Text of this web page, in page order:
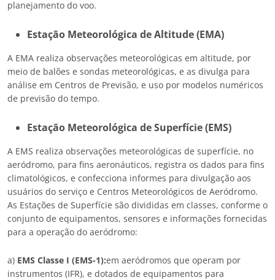
planejamento do voo.
Estação Meteorológica de Altitude (EMA)
A EMA realiza observações meteorológicas em altitude, por
meio de balões e sondas meteorológicas, e as divulga para
análise em Centros de Previsão, e uso por modelos numéricos
de previsão do tempo.
Estação Meteorológica de Superfície (EMS)
A EMS realiza observações meteorológicas de superfície, no
aeródromo, para fins aeronáuticos, registra os dados para fins
climatológicos, e confecciona informes para divulgação aos
usuários do serviço e Centros Meteorológicos de Aeródromo.
As Estações de Superfície são divididas em classes, conforme o
conjunto de equipamentos, sensores e informações fornecidas
para a operação do aeródromo:
a) EMS Classe I (EMS-1):em aeródromos que operam por
instrumentos (IFR), e dotados de equipamentos para